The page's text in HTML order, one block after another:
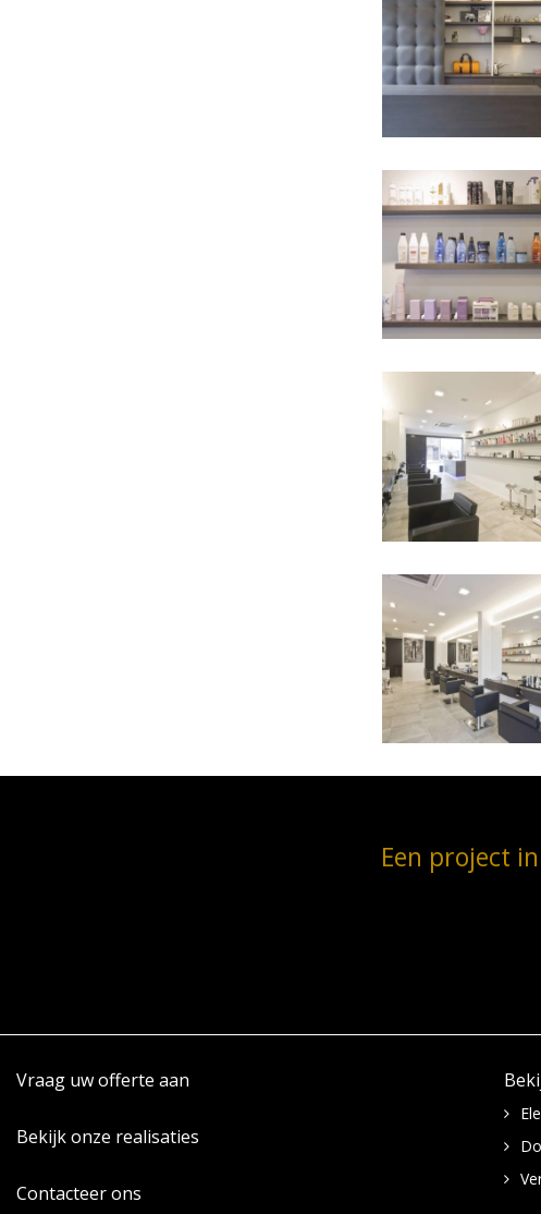
Een project
Vraag uw offerte aan
Bekijk onze realisaties
Contacteer ons